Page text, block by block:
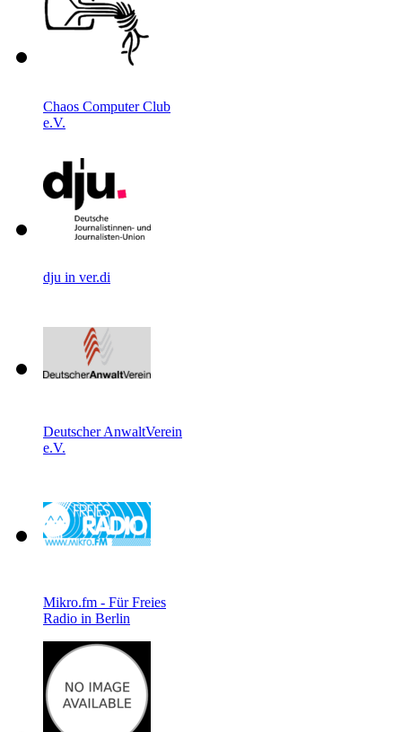
Chaos Computer Club
e.V.
dju in ver.di
Deutscher AnwaltVerein
e.V.
Mikro.fm - Für Freies
Radio in Berlin